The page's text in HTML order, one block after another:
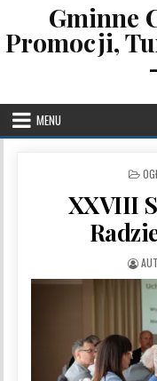
Gminne
Promocji,
MENU
XXVIII